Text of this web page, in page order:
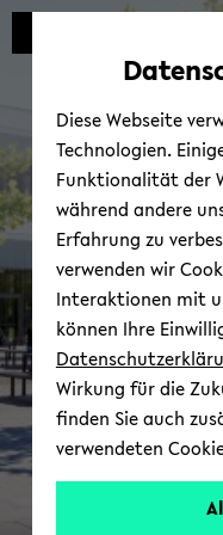
Diese Webseite
Technologien.
Funktionalität der
während andere
Erfahrung zu
verwenden wir
Interaktionen mit
können Ihre
Wirkung für die
finden Sie auch
verwendeten